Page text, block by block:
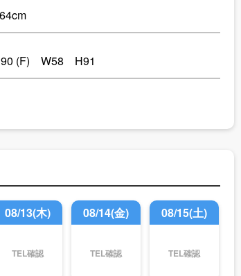
(F) W58 H91
08/13(木)
TEL確認
08/14(金)
TEL確認
08/15(土)
TEL確認